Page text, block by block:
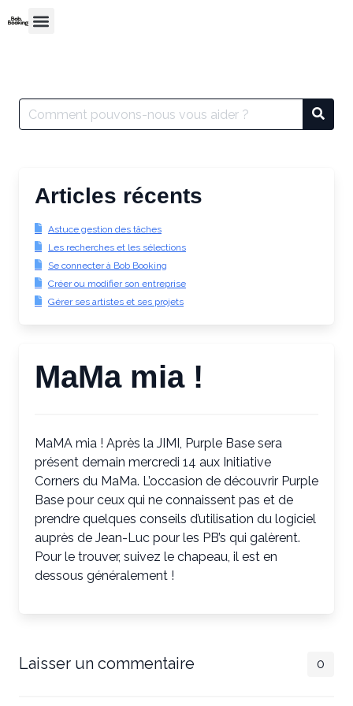
Articles récents
Astuce gestion des tâches
Les recherches et les sélections
Se connecter à Bob Booking
Créer ou modifier son entreprise
Gérer ses artistes et ses projets
MaMa mia !
MaMA mia ! Après la JIMI, Purple Base sera
présent demain mercredi 14 aux Initiative
Corners du MaMa. L’occasion de découvrir Purple
Base pour ceux qui ne connaissent pas et de
prendre quelques conseils d’utilisation du logiciel
auprès de Jean-Luc pour les PB’s qui galèrent.
Pour le trouver, suivez le chapeau, il est en
dessous généralement !
Laisser un commentaire 0